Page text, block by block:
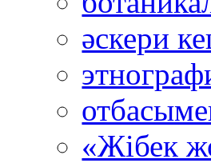
әскери
«Жібек